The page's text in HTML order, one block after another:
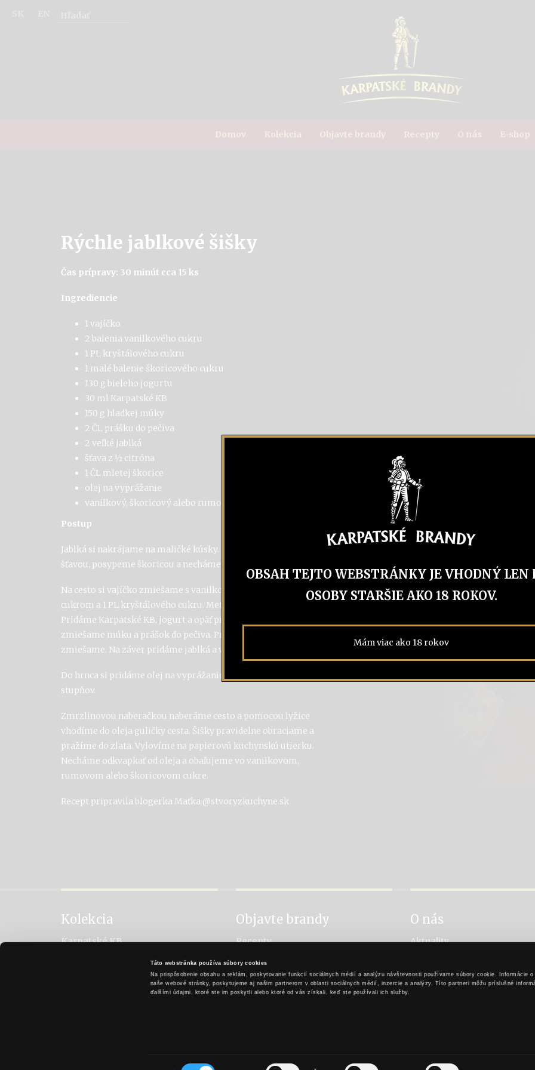
Táto webstránka používa súbory cookies
Na prispôsobenie obsahu a reklám, poskytovanie funkcií sociálnych médií a analýzu návštevnosti používame súbory cookie. Informácie
naše webové stránky, poskytujeme aj našim partnerom v oblasti sociálnych médií, inzercie a analýzy. Títo partneri môžu príslušné
ďalšími údajmi, ktoré ste im poskytli alebo ktoré od vás získali, keď ste používali ich služby.
Domov Kolekcia Objavte brandy Recepty O nás E-shop
Rýchle jablkové šišky
Čas prípravy: 30 minút cca 15 ks
Ingrediencie
1 vajíčko
2 balenia vanilkového cukru
1 PL kryštálového cukru
1 malé balenie škoricového cukru
130 g bieleho jogurtu
30 ml Karpatské KB
150 g hladkej múky
2 ČL prášku do pečiva
2 veľké jablká
šťava z ½ citróna
1 ČL mletej škorice
olej na vyprážanie
vanilkový, škoricový alebo rumový cukor na obaľovanie
Postup
Jablká si nakrájame na maličké kúsky. Polejeme citrónovou
šťavou, posypeme škoricou a necháme postáť.
Na cesto si vajíčko zmiešame s vanilkovým cukrom, škoricovým
cukrom a 1 PL kryštálového cukru. Metličkou premiešame.
Pridáme Karpatské KB, jogurt a opäť premiešame. V miske si
zmiešame múku a prášok do pečiva. Pridáme k tekutej zmesi a
zmiešame. Na záver pridáme jablká a vymiešame cesto.
Do hrnca si pridáme olej na vyprážanie a zahrejeme na 180
stupňov.
Zmrzlinovou naberačkou naberáme cesto a pomocou lyžice
vhodíme do oleja guličky cesta. Šišky pravidelne obraciame a
pražíme do zlata. Vylovíme na papierovú kuchynskú utierku.
Necháme odkvapkať od oleja a obaľujeme vo vanilkovom,
rumovom alebo škoricovom cukre.
Recept pripravila blogerka Maťka @stvoryzkuchyne.sk
Kolekcia
Karpatské KB
Karpatské brandy Špeciál
Karpatské brandy Exclusive
Objavte brandy
Recepty
História brandy
Metóda výroby
O nás
Aktuality
Pre obchodných partnerov
OBSAH TEJTO WEBSTRÁNKY JE VHODNÝ LEN
OSOBY STARŠIE AKO 18 ROKOV.
Mám viac ako 18 rokov